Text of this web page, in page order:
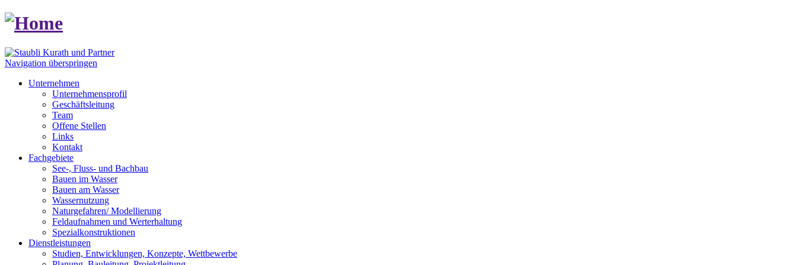
Navigation überspringen
Unternehmen
Unternehmensprofil
Geschäftsleitung
Team
Offene Stellen
Links
Kontakt
Fachgebiete
See-, Fluss- und Bachbau
Bauen im Wasser
Bauen am Wasser
Wassernutzung
Naturgefahren/ Modellierung
Feldaufnahmen und Werterhaltung
Spezialkonstruktionen
Dienstleistungen
Studien, Entwicklungen, Konzepte, Wettbewerbe